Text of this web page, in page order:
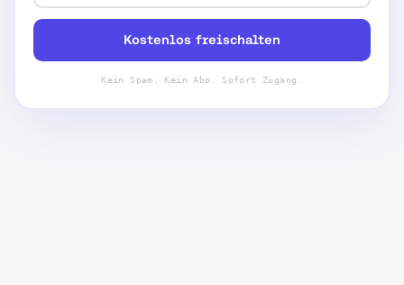
Kostenlos freischalten
Kein Spam. Kein Abo. Sofort Zugang.